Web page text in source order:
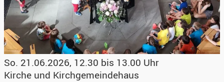
So. 21.06.2026, 12.30 bis 13.00 Uhr
Kirche und Kirchgemeindehaus